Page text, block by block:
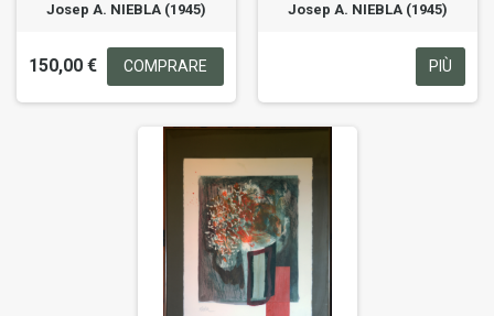
Josep A. NIEBLA (1945)
150,00 € COMPRARE
Josep A. NIEBLA (1945)
PIÙ